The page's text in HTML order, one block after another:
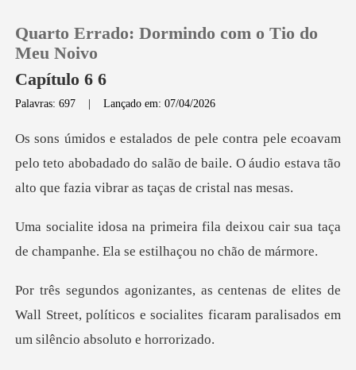
Loja
Sair
Quarto Errado: Dormindo com o Tio do
Meu Noivo
Capítulo 6 6
Palavras: 697 |Lançado em: 07/04/2026
pelo teto abobadado do salão de baile. O áudio estava t
deixou cair sua taça
de champanhe.
es de
Wall Street, políticos e socialites ficaram